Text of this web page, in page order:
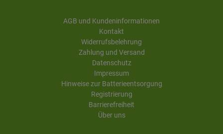
AGB und Kundeninformationen
Kontakt
Widerrufsbelehrung
Zahlung und Versand
Datenschutz
Impressum
Hinweise zur Batterieentsorgung
Registrierung
Barrierefreiheit
Über uns